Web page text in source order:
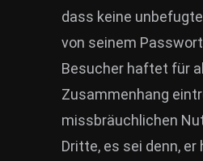
dass keine
von seinem
Besucher haftet für
Zusammenhang
missbräuchlichen
Dritte, es sei denn,